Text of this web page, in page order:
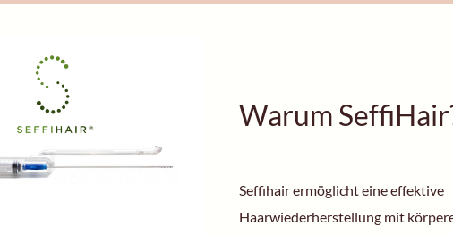
Warum
Seffihair ermöglicht eine effektive
Haarwiederherstellung mit